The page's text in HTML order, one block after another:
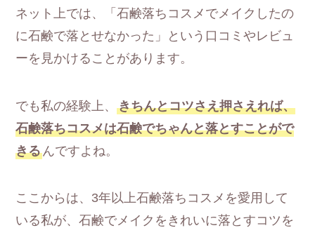
ネット上では、「石鹸落ちコスメでメイクしたの
に石鹸で落とせなかった」という口コミやレビュ
ーを見かけることがあります。
でも私の経験上、きちんとコツさえ押さえれば、
石鹸落ちコスメは石鹸でちゃんと落とすことがで
きるんですよね。
ここからは、3年以上石鹸落ちコスメを愛用して
いる私が、石鹸でメイクをきれいに落とすコツを